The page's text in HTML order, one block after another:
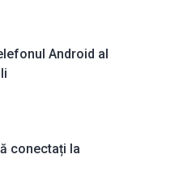
Android al
conectați la